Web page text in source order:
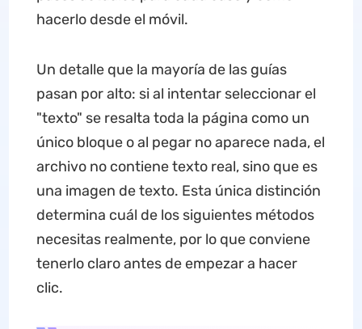
hacerlo desde el móvil.
Un detalle que la mayoría de las guías
pasan por alto: si al intentar seleccionar el
"texto" se resalta toda la página como un
único bloque o al pegar no aparece nada, el
archivo no contiene texto real, sino que es
una imagen de texto. Esta única distinción
determina cuál de los siguientes métodos
necesitas realmente, por lo que conviene
tenerlo claro antes de empezar a hacer
clic.